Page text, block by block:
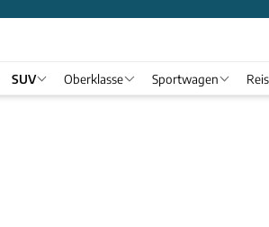
SUV Oberklasse Sportwagen